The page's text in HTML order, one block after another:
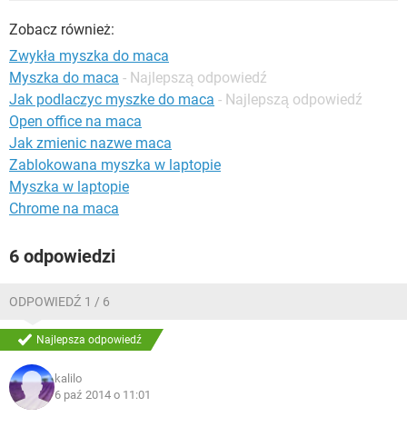
Zobacz również:
Zwykła myszka do maca
Myszka do maca - Najlepszą odpowiedź
Jak podlaczyc myszke do maca - Najlepszą odpowiedź
Open office na maca
Jak zmienic nazwe maca
Zablokowana myszka w laptopie
Myszka w laptopie
Chrome na maca
6 odpowiedzi
ODPOWIEDŹ 1 / 6
Najlepsza odpowiedź
kalilo
6 paź 2014 o 11:01